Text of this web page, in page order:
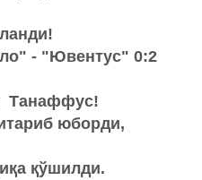
- "Ювентус" 0:2
Танаффус!
юборди,
қўшилди.